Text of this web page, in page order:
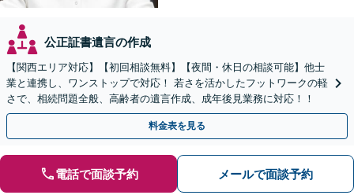
公正証書遺言の作成
【関西エリア対応】【初回相談無料】【夜間・休日の相談可能】他士
業と連携し、ワンストップで対応！ 若さを活かしたフットワークの軽
さで、相続問題全般、高齢者の遺言作成、成年後見業務に対応！！
料金表を見る
電話で面談予約 メールで面談予約